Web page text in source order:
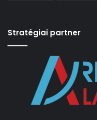
Stratégiai partner